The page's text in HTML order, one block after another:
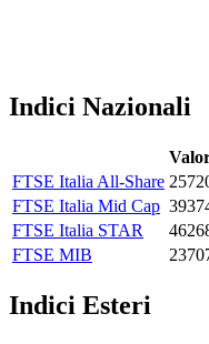
Indici Nazionali
FTSE Italia All-Share
FTSE Italia Mid Cap
FTSE Italia STAR
FTSE MIB
Indici Esteri